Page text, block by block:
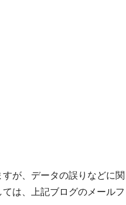
が、データの誤りなどに
は、上記ブログのメール